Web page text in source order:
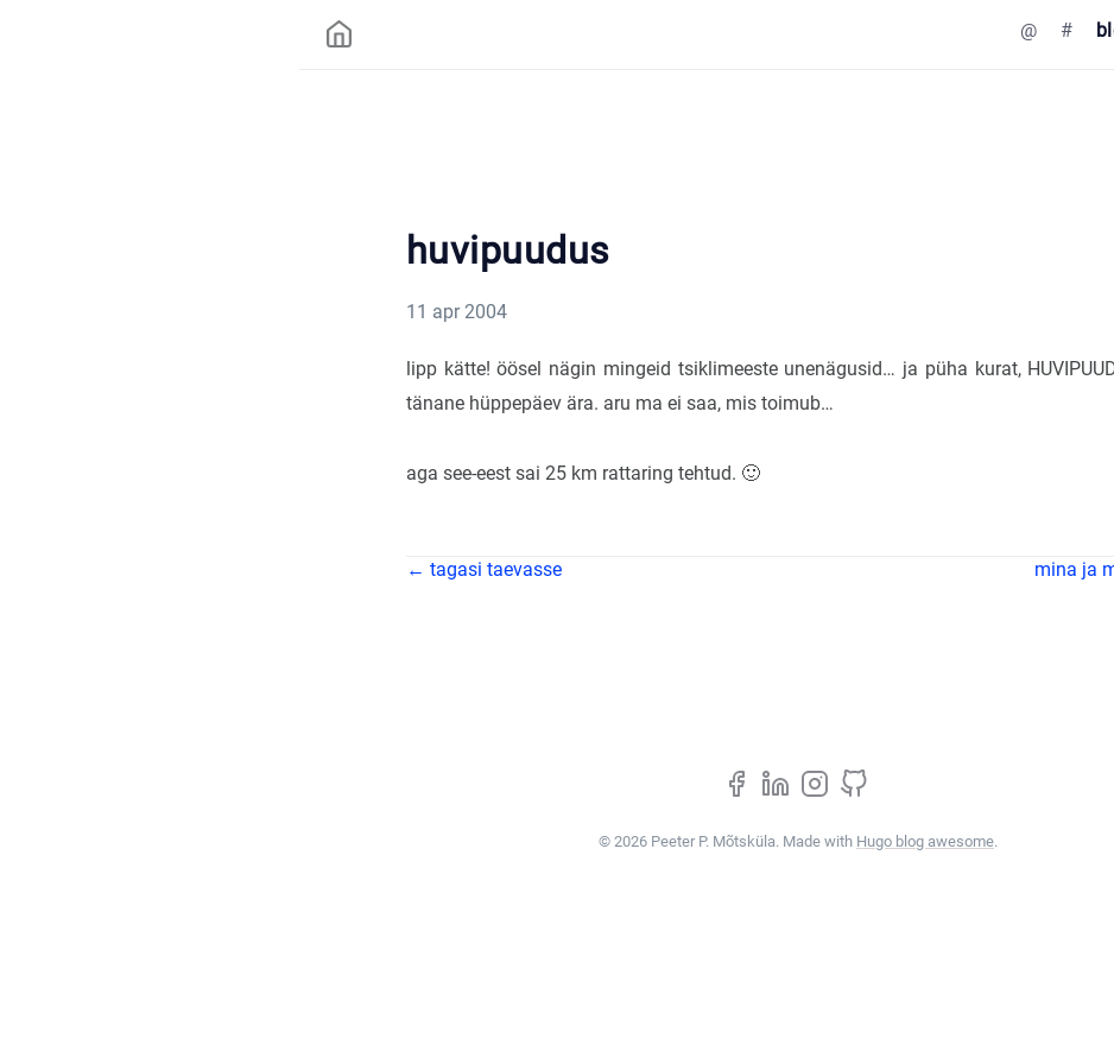
@ #
huvipuudus
11 apr 2004
lipp kätte! öösel nägin mingeid tsiklimeeste unenägusid… ja püha kurat,
tänane hüppepäev ära. aru ma ei saa, mis toimub…
aga see-eest sai 25 km rattaring tehtud. 🙂
← tagasi taevasse mina ja
© 2026 Peeter P. Mõtsküla. Made with Hugo blog awesome.